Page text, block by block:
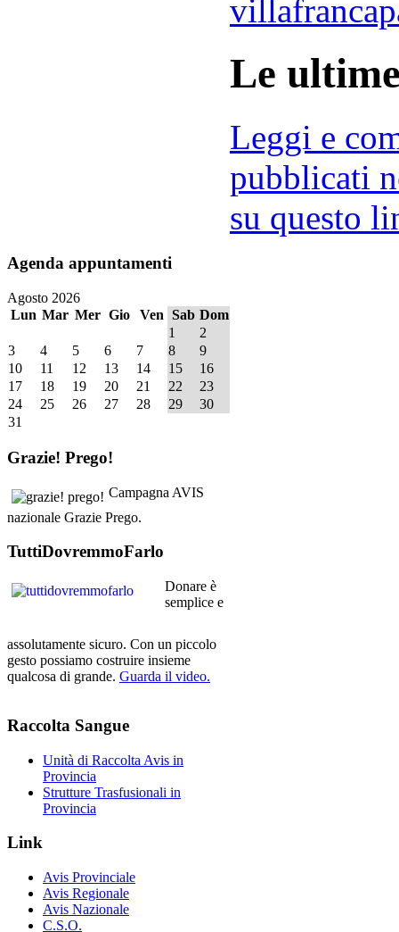
Le
Leggi e
pubblicati
su questo
Agenda appuntamenti
Agosto 2026
Lun Mar Mer Gio Ven Sab Dom
1
2
3
4 5 6 7 8
9
10
11 12 13 14 15
16
17
18 19 20 21 22
23
24
25 26 27 28 29
30
31
Grazie! Prego!
Campagna AVIS
nazionale Grazie Prego.
TuttiDovremmoFarlo
Donare è
semplice e
assolutamente sicuro. Con un piccolo
gesto possiamo costruire insieme
qualcosa di grande. Guarda il video.
Raccolta Sangue
Unità di Raccolta Avis in
Provincia
Strutture Trasfusionali in
Provincia
Link
Avis Provinciale
Avis Regionale
Avis Nazionale
C.S.O.